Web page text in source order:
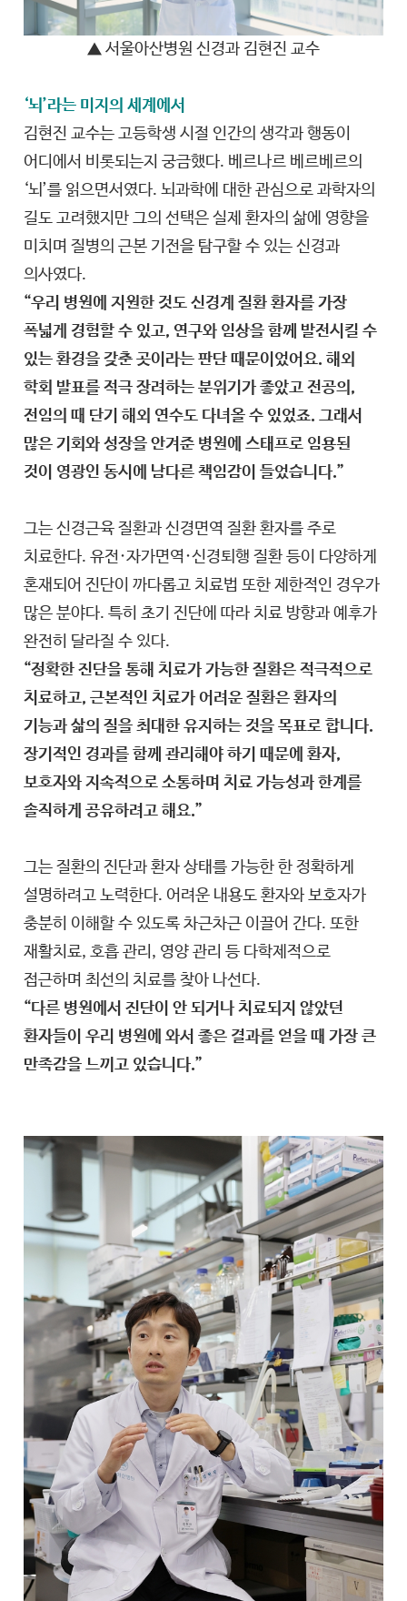
▲ 서울아산병원 신경과 김현진 교수
‘뇌’라는 미지의 세계에서
김현진 교수는 고등학생 시절 인간의 생각과 행동이
어디에서 비롯되는지 궁금했다. 베르나르 베르베르의
‘뇌’를 읽으면서였다. 뇌과학에 대한 관심으로 과학자의
길도 고려했지만 그의 선택은 실제 환자의 삶에 영향을
미치며 질병의 근본 기전을 탐구할 수 있는 신경과
의사였다.
“우리 병원에 지원한 것도 신경계 질환 환자를 가장
폭넓게 경험할 수 있고, 연구와 임상을 함께 발전시킬 수
있는 환경을 갖춘 곳이라는 판단 때문이었어요. 해외
학회 발표를 적극 장려하는 분위기가 좋았고 전공의,
전임의 때 단기 해외 연수도 다녀올 수 있었죠. 그래서
많은 기회와 성장을 안겨준 병원에 스태프로 임용된
것이 영광인 동시에 남다른 책임감이 들었습니다.”
그는 신경근육 질환과 신경면역 질환 환자를 주로
치료한다. 유전·자가면역·신경퇴행 질환 등이 다양하게
혼재되어 진단이 까다롭고 치료법 또한 제한적인 경우가
많은 분야다. 특히 초기 진단에 따라 치료 방향과 예후가
완전히 달라질 수 있다.
“정확한 진단을 통해 치료가 가능한 질환은 적극적으로
치료하고, 근본적인 치료가 어려운 질환은 환자의
기능과 삶의 질을 최대한 유지하는 것을 목표로 합니다.
장기적인 경과를 함께 관리해야 하기 때문에 환자,
보호자와 지속적으로 소통하며 치료 가능성과 한계를
솔직하게 공유하려고 해요.”
그는 질환의 진단과 환자 상태를 가능한 한 정확하게
설명하려고 노력한다. 어려운 내용도 환자와 보호자가
충분히 이해할 수 있도록 차근차근 이끌어 간다. 또한
재활치료, 호흡 관리, 영양 관리 등 다학제적으로
접근하며 최선의 치료를 찾아 나선다.
“다른 병원에서 진단이 안 되거나 치료되지 않았던
환자들이 우리 병원에 와서 좋은 결과를 얻을 때 가장 큰
만족감을 느끼고 있습니다.”